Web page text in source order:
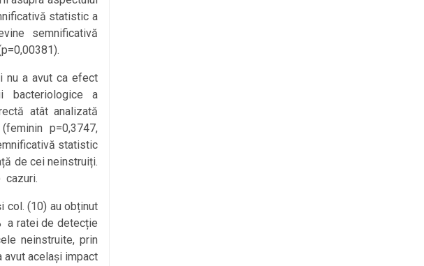
statistic a
semnificativă
a avut ca efect
bacteriologice a
atât analizată
p=0,3747,
statistic
de cei neinstruiți.
cazuri.
(10) au obținut
a ratei de detecție
neinstruite, prin
avut același impact